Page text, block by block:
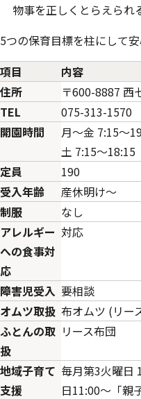
物事を正しくとらえられ
5つの保育目標を柱にして
項目
内容
住所
〒600-8887 西
TEL
075-313-1570
開園時間
月～金 7:15～
土 7:15～18:15
定員
190
受入年齢
産休明け～
制服
なし
アレルギー
への食事対
応
対応
障害児受入 要相談
オムツ取扱 布オムツ (リー
ふとんの取
扱
リース布団
地域子育て
支援
毎月第3火曜日
日11:00～「親